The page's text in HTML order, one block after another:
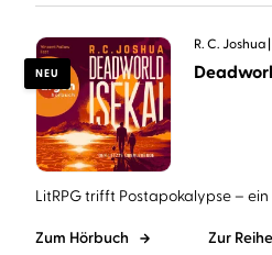
NEU
R. C. Joshua
LitRPG trifft Postapokalypse –
Zum Hörbuch Zur Reihe